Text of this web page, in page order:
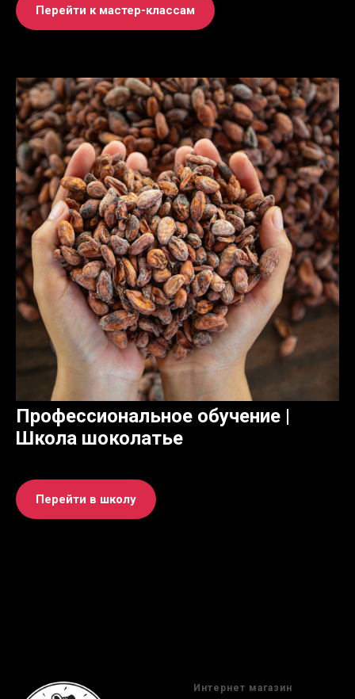
Перейти к мастер-классам
Профессиональное обучение |
Школа шоколатье
Перейти в школу
Интернет магазин